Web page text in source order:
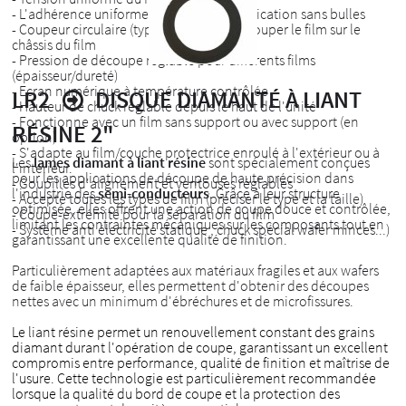
- L'adhérence uniforme permet une stratification sans bulles
- Coupeur circulaire (type molette) pour couper le film sur le
châssis du film
- Pression de découpe réglable pour différents films
(épaisseur/dureté)
- Ecran numérique à température contrôlée
- Hauteur de chuck réglable depuis le haut de l'unité
- Fonctionne avec un film sans support ou avec support (en
option)
- S'adapte au film/couche protectrice enroulé à l'extérieur ou à
l'intérieur.
- Goupilles d'alignement et ventouses réglables
- Accepte toutes les types de film (préciser le type et la taille)
- Coupe-extrémité pour la séparation du film
- Système anti électricité statique , chuck spécial wafer minces...)
LR2
DISQUE DIAMANTÉ À LIANT
RÉSINE 2"
Leslames diamant à liant résinesont spécialement conçues
pour les applications de découpe de haute précision dans
l'industrie dessemi-conducteurs. Grâce à leur structure
optimisée, elles offrent une action de coupe douce et contrôlée,
limitant les contraintes mécaniques sur les composants tout en
garantissant une excellente qualité de finition.
Particulièrement adaptées aux matériaux fragiles et aux wafers
de faible épaisseur, elles permettent d'obtenir des découpes
nettes avec un minimum d'ébréchures et de microfissures.
Le liant résine permet un renouvellement constant des grains
diamant durant l'opération de coupe, garantissant un excellent
compromis entre performance, qualité de finition et maîtrise de
l'usure. Cette technologie est particulièrement recommandée
lorsque la qualité du bord de coupe et la protection des